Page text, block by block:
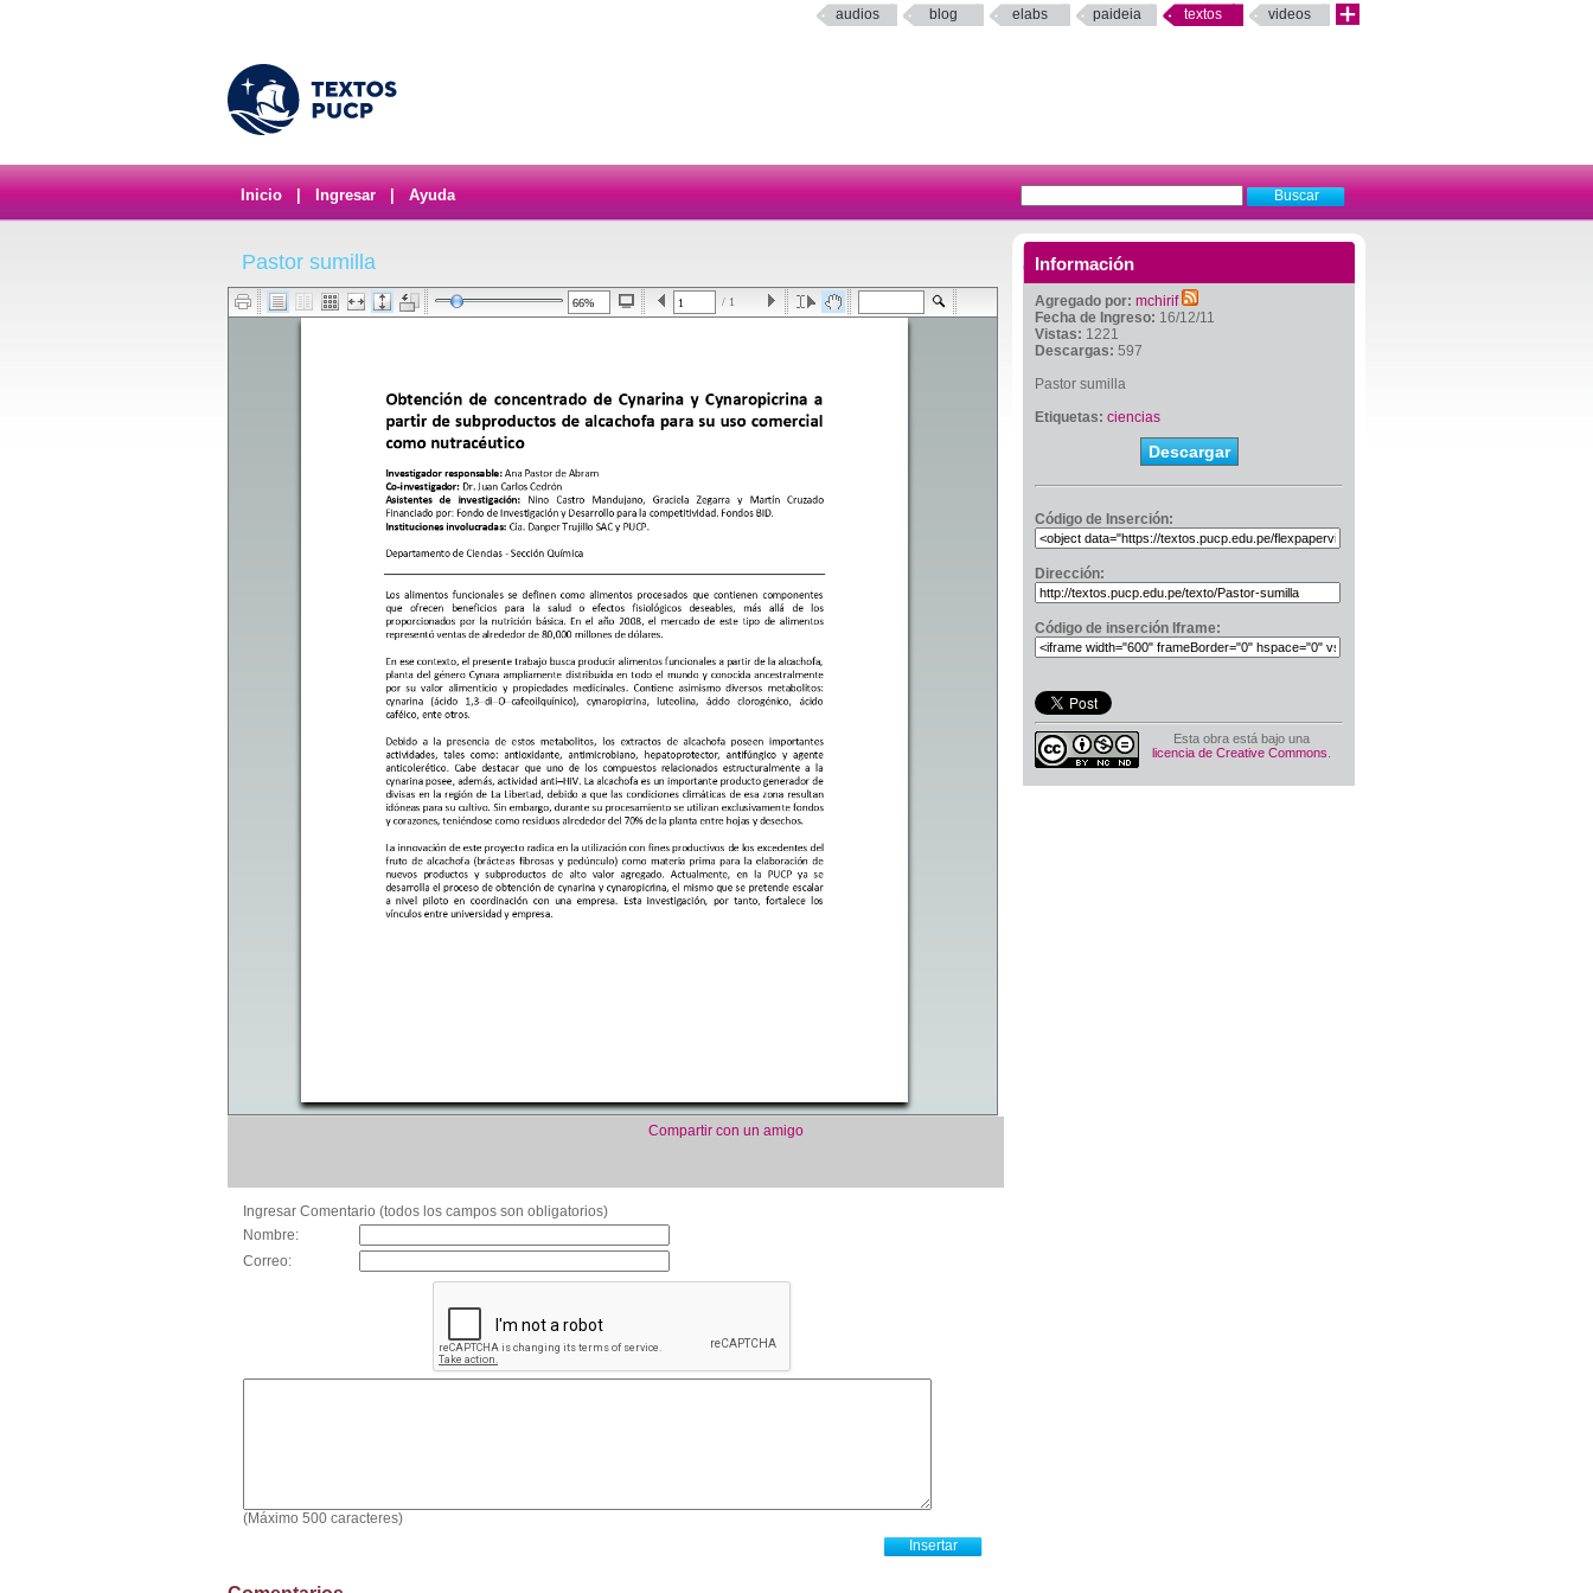
audios blog elabs paideia textos videos
Inicio Ingresar Ayuda
Información
Agregado por: mchirif
Fecha de Ingreso: 16/12/11
Vistas: 1221
Descargas: 597
Pastor sumilla
Etiquetas: ciencias
Descargar
Código de Inserción:
Dirección:
Código de inserción Iframe:
Esta obra está bajo una
licencia de Creative Commons
Pastor sumilla
/ 1
Compartir con un amigo
Ingresar Comentario (todos los campos son obligatorios)
Nombre:
Correo:
(Máximo 500 caracteres)